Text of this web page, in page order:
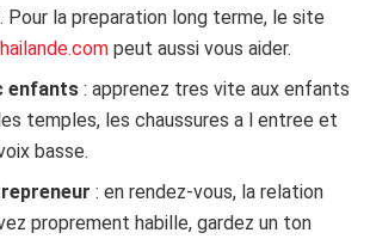
Pour la preparation long terme, le site
peut aussi vous aider.
enfants : apprenez tres vite aux enfants
temples, les chaussures a l entree et
basse.
: en rendez-vous, la relation
proprement habille, gardez un ton